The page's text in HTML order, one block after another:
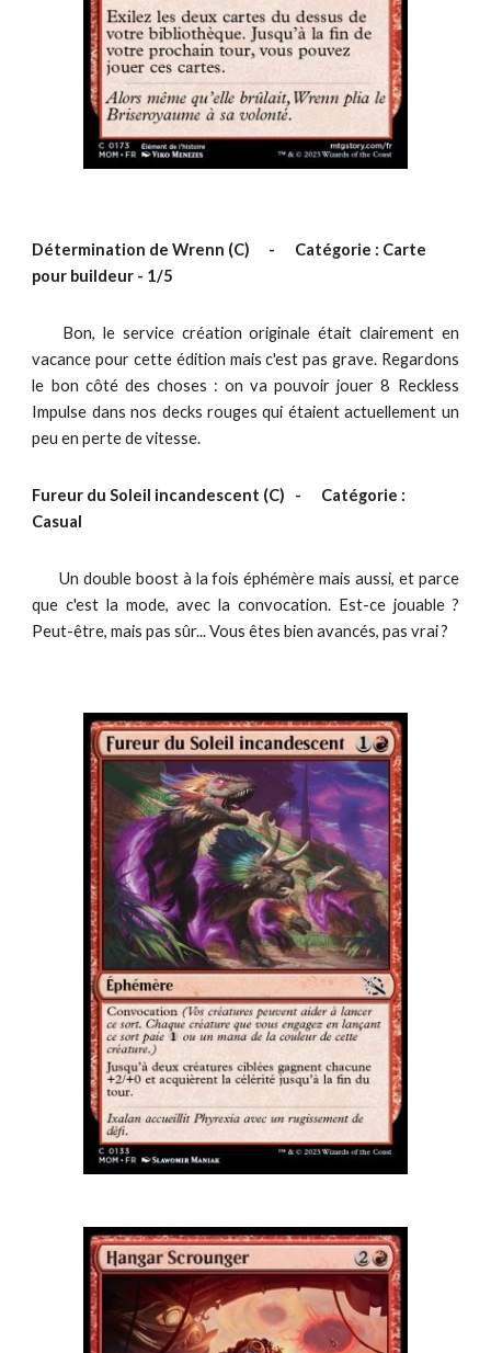
Détermination de Wrenn (C) -
Catégorie : Carte
pour buildeur - 1/5
Bon, le service création originale était clairement en
vacance pour cette édition mais c'est pas grave. Regardons
le bon côté des choses : on va pouvoir jouer 8 Reckless
Impulse dans nos decks rouges qui étaient actuellement un
peu en perte de vitesse.
Fureur du Soleil incandescent (C) -
Catégorie :
Casual
Un double boost à la fois éphémère mais aussi, et parce
que c'est la mode, avec la convocation. Est-ce jouable ?
Peut-être, mais pas sûr... Vous êtes bien avancés, pas vrai ?